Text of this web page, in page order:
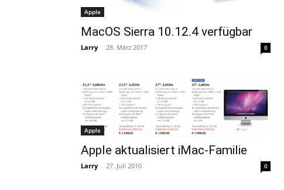
Apple
MacOS Sierra 10.12.4 verfügbar
Larry - 28. März 2017 0
Apple
Apple aktualisiert iMac-Familie
Larry - 27. Juli 2010
0